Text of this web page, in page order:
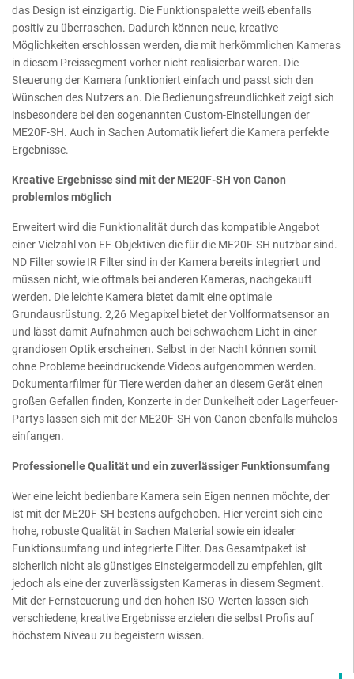
das Design ist einzigartig. Die Funktionspalette weiß ebenfalls
positiv zu überraschen. Dadurch können neue, kreative
Möglichkeiten erschlossen werden, die mit herkömmlichen Kameras
in diesem Preissegment vorher nicht realisierbar waren. Die
Steuerung der Kamera funktioniert einfach und passt sich den
Wünschen des Nutzers an. Die Bedienungsfreundlichkeit zeigt sich
insbesondere bei den sogenannten Custom-Einstellungen der
ME20F-SH. Auch in Sachen Automatik liefert die Kamera perfekte
Ergebnisse.
Kreative Ergebnisse sind mit der ME20F-SH von Canon
problemlos möglich
Erweitert wird die Funktionalität durch das kompatible Angebot
einer Vielzahl von EF-Objektiven die für die ME20F-SH nutzbar sind.
ND Filter sowie IR Filter sind in der Kamera bereits integriert und
müssen nicht, wie oftmals bei anderen Kameras, nachgekauft
werden. Die leichte Kamera bietet damit eine optimale
Grundausrüstung. 2,26 Megapixel bietet der Vollformatsensor an
und lässt damit Aufnahmen auch bei schwachem Licht in einer
grandiosen Optik erscheinen. Selbst in der Nacht können somit
ohne Probleme beeindruckende Videos aufgenommen werden.
Dokumentarfilmer für Tiere werden daher an diesem Gerät einen
großen Gefallen finden, Konzerte in der Dunkelheit oder Lagerfeuer-
Partys lassen sich mit der ME20F-SH von Canon ebenfalls mühelos
einfangen.
Professionelle Qualität und ein zuverlässiger Funktionsumfang
Wer eine leicht bedienbare Kamera sein Eigen nennen möchte, der
ist mit der ME20F-SH bestens aufgehoben. Hier vereint sich eine
hohe, robuste Qualität in Sachen Material sowie ein idealer
Funktionsumfang und integrierte Filter. Das Gesamtpaket ist
sicherlich nicht als günstiges Einsteigermodell zu empfehlen, gilt
jedoch als eine der zuverlässigsten Kameras in diesem Segment.
Mit der Fernsteuerung und den hohen ISO-Werten lassen sich
verschiedene, kreative Ergebnisse erzielen die selbst Profis auf
höchstem Niveau zu begeistern wissen.